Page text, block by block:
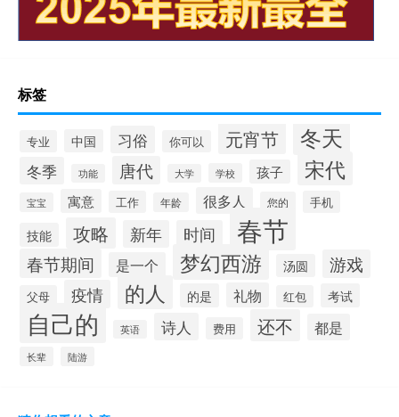
标签
专业 中国 习俗 你可以 元宵节 冬天
冬季 功能 唐代 大学 学校 孩子 宋代
宝宝 寓意 工作 年龄 很多人 您的 手机
技能 攻略 新年 时间 春节
春节期间 是一个 梦幻西游 汤圆 游戏
父母 疫情 的人 的是 礼物 红包 考试
自己的 英语 诗人 费用 还不 都是
长辈 陆游